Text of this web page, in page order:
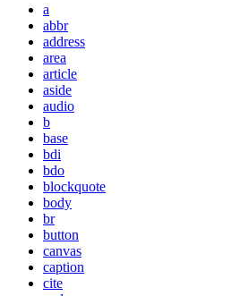
a
abbr
address
area
article
aside
audio
b
base
bdi
bdo
blockquote
body
br
button
canvas
caption
cite